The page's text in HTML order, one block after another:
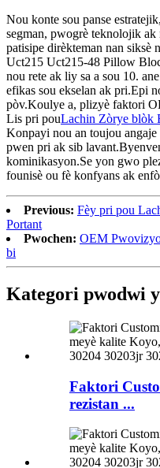
Nou konte sou panse
segman, pwogrè teknolojik
patisipe dirèkteman nan siksè
Uct215 Uct215-48 Pillow
nou rete ak liy sa a sou 10.
efikas sou ekselan ak pri.Epi
pòv.Koulye a, plizyè faktori
Lis pri pouLachin Zòrye blòk
Konpayi nou an toujou angaje
pwen pri ak sib
kominikasyon.Se yon gwo
founisè ou fè konfyans ak
Previous: Fèy pri pou
Portant
Pwochen: OEM
bi
Kategori pwodwi
Faktori
rezistan ...